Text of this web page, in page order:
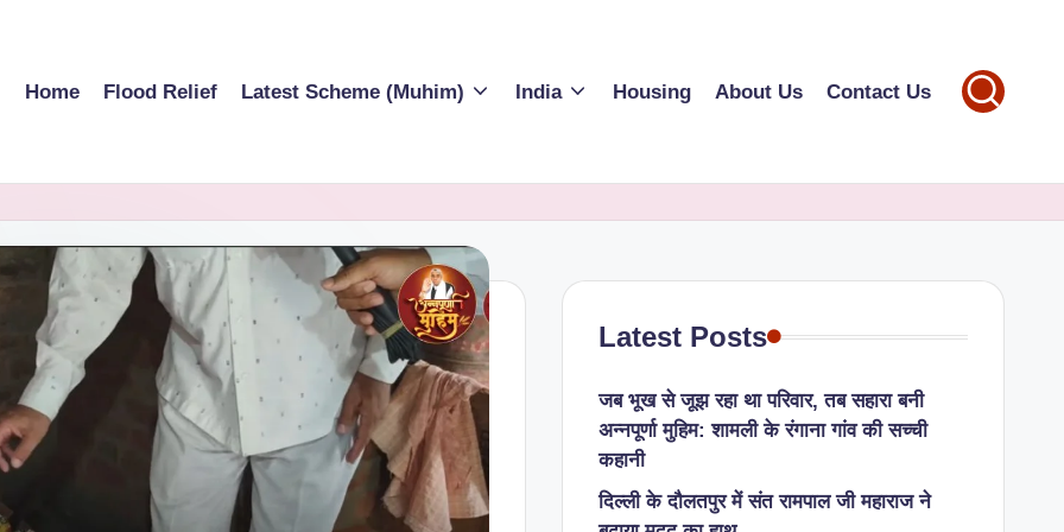
Home Flood Relief Latest Scheme (Muhim) India Housing About Us Contact Us
Latest Posts
जब भूख से जूझ रहा था परिवार, तब सहारा बनी
अन्नपूर्णा मुहिम: शामली के रंगाना गांव की सच्ची
कहानी
​दिल्ली के दौलतपुर में संत रामपाल जी महाराज ने